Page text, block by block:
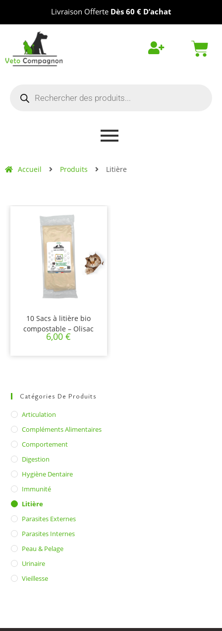
Livraison Offerte Dès 60 € D’achat
Accueil Produits Litière
10 Sacs à litière bio
compostable – Olisac
6,00€
Catégories De Produits
Articulation
Compléments Alimentaires
Comportement
Digestion
Hygiène Dentaire
Immunité
Litière
Parasites Externes
Parasites Internes
Peau & Pelage
Urinaire
Vieillesse